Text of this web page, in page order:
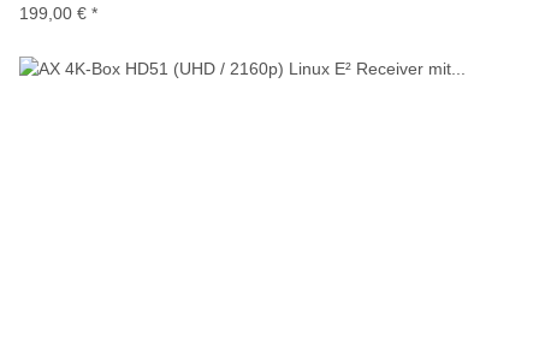
199,00 € *